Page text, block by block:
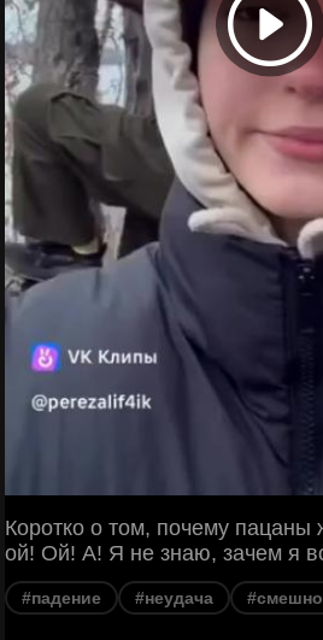
Коротко о том, почему пацаны
ой! Ой! А! Я не знаю, зачем я
#падение #неудача #смешно